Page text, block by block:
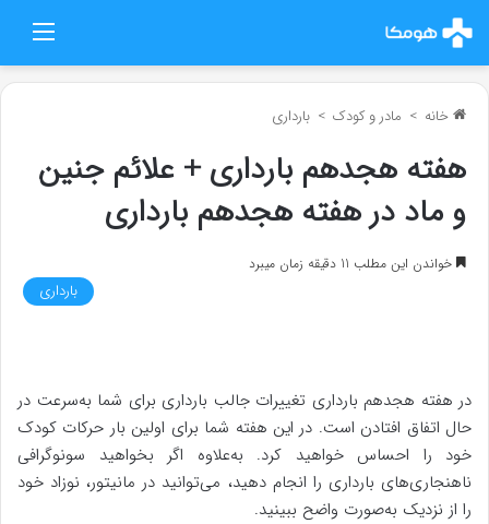
خانه > مادر و کودک > بارداری
هفته هجدهم بارداری + علائم جنین
و ماد در هفته هجدهم بارداری
خواندن این مطلب 11 دقیقه زمان میبرد
بارداری
در هفته هجدهم بارداری تغییرات جالب بارداری برای شما به‌سرعت در
حال اتفاق افتادن است. در این هفته شما برای اولین بار حرکات کودک
خود را احساس خواهید کرد. به‌علاوه اگر بخواهید سونوگرافی
ناهنجاری‌های بارداری را انجام دهید، می‌توانید در مانیتور، نوزاد خود
را از نزدیک به‌صورت واضح ببینید.